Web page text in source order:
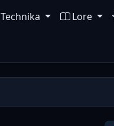
Technika Lore